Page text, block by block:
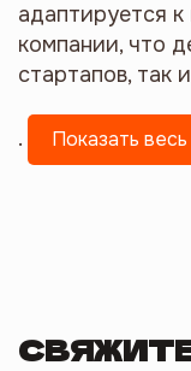
адаптируется
компании, что
стартапов, так
. Показать